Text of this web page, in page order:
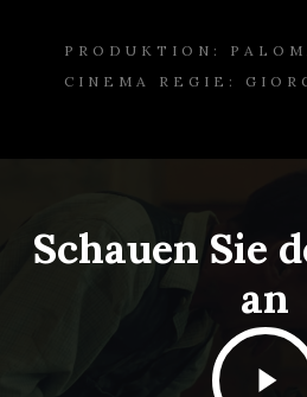
PRODUKTION:
CINEMA REGIE:
Schauen Sie
an
Play